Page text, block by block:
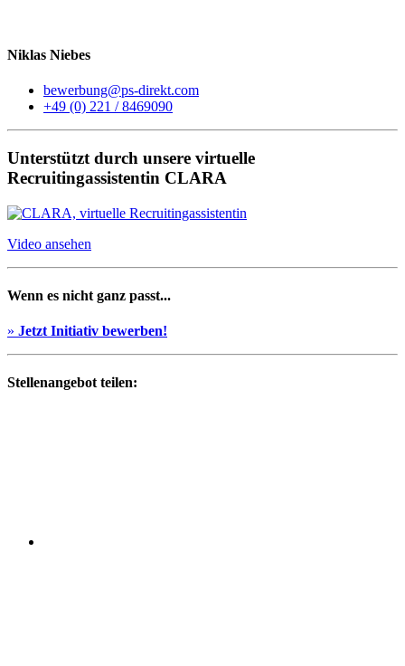
Niklas Niebes
bewerbung@ps-direkt.com
+49 (0) 221 / 8469090
Unterstützt durch unsere virtuelle
Recruitingassistentin CLARA
Video ansehen
Wenn es nicht ganz passt...
» Jetzt Initiativ bewerben!
Stellenangebot teilen: